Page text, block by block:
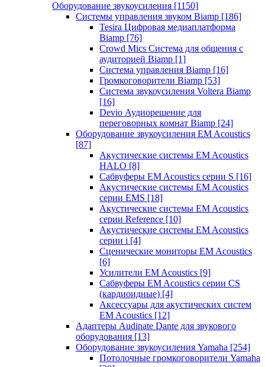
Оборудование звукоусиления [1150]
Системы управления звуком Biamp [186]
Tesira Цифровая медиаплатформа
Biamp [76]
Crowd Mics Система для общения с
аудиторией Biamp [1]
Система управления Biamp [16]
Громкоговорители Biamp [53]
Система звукоусиления Voltera Biamp
[16]
Devio Аудиорешение для
переговорных комнат Biamp [24]
Оборудование звукоусиления EM Acoustics
[87]
Акустические системы EM Acoustics
HALO [8]
Сабвуферы EM Acoustics серии S [16]
Акустические системы EM Acoustics
серии EMS [18]
Акустические системы EM Acoustics
серии Reference [10]
Акустические системы EM Acoustics
серии i [4]
Сценические мониторы EM Acoustics
[6]
Усилители EM Acoustics [9]
Сабвуферы EM Acoustics серии CS
(кардиоидные) [4]
Аксессуары для акустических систем
EM Acoustics [12]
Адаптеры Audinate Dante для звукового
оборудования [13]
Оборудование звукоусиления Yamaha [254]
Потолочные громкоговорители Yamaha